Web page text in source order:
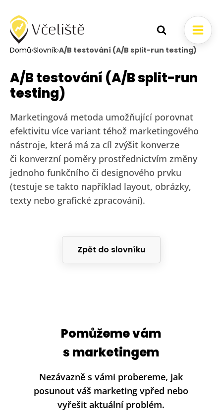
Domů›Slovník›A/B testování (A/B split-run testing)
A/B testování (A/B split-run
testing)
Marketingová metoda umožňující porovnat
efektivitu více variant téhož marketingového
nástroje, která má za cíl zvýšit konverze
či konverzní poměry prostřednictvím změny
jednoho funkčního či designového prvku
(testuje se takto například layout, obrázky,
texty nebo grafické zpracování).
Zpět do slovníku
Pomůžeme vám
s marketingem
Nezávazně s vámi probereme, jak
posunout váš marketing vpřed nebo
vyřešit aktuální problém.